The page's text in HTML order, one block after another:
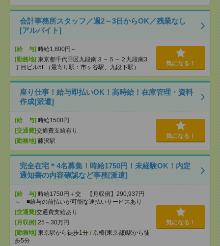
会計事務所スタッフ／週2～3日からOK／残業なし
[アルバイト]
[給 与] 時給1,800円～
[勤務地] 東京都千代田区九段南３－５－２九段南3
丁目ビル5F（最寄り駅：市ヶ谷駅、九段下駅）
気になる！
座り仕事！給与即払いOK！高時給！在庫管理・資料
作成[派遣]
[給 与] 時給1500円
[交通費]交通費支給有り
[勤務地] 藤沢駅
気になる！
完全在宅＊4名募集！時給1750円！未経験OK！内定
通知書の内容確認など事務[派遣]
[給 与] 時給1750円＋交 【月収例】290,937円
～ ■給与の前払いが可能な速払いサービスあり
[交通費]交通費支給あり
[月収例] 25～30万円
[勤務地] 東京駅から徒歩1分 / 京橋(東京都)駅から徒
歩5分
気になる！